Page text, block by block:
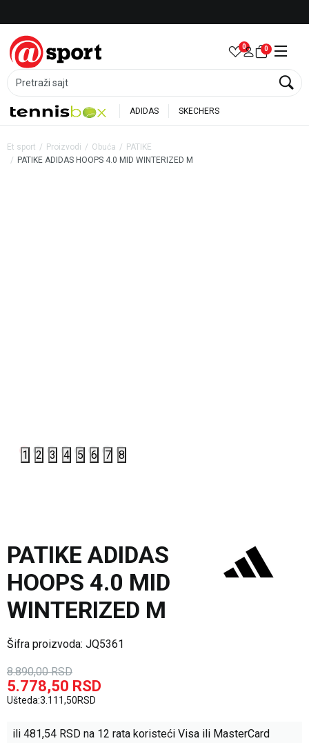
Pretraži sajt
0 0
ADIDAS SKECHERS
Et sport Proizvodi Obuća
PATIKE
PATIKE ADIDAS HOOPS 4.0 MID WINTERIZED M
1 2 3 4 5 6 7 8
PATIKE ADIDAS
HOOPS 4.0 MID
WINTERIZED M
Šifra proizvoda: JQ5361
8.890,00 RSD
5.778,50 RSD
Ušteda:3.111,50RSD
ili 481,54 RSD na 12 rata koristeći Visa ili MasterCard